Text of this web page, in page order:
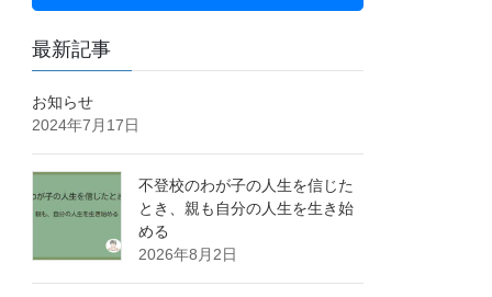
最新記事
お知らせ
2024年7月17日
不登校のわが子の人生を信じた
とき、親も自分の人生を生き始
める
2026年8月2日